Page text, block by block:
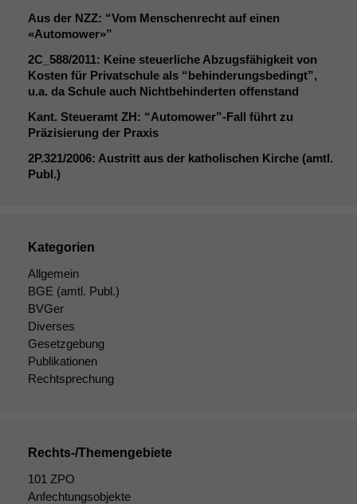
Aus der NZZ: “Vom Menschenrecht auf einen
«Automower»”
2C_588/2011: Keine steuerliche Abzugsfähigkeit von
Kosten für Privatschule als “behinderungsbedingt”,
u.a. da Schule auch Nichtbehinderten offenstand
Kant. Steueramt ZH: “Automower”-Fall führt zu
Präzisierung der Praxis
2P.321/2006: Austritt aus der katholischen Kirche (amtl.
Publ.)
Kategorien
Allgemein
BGE (amtl. Publ.)
BVGer
Diverses
Gesetzgebung
Publikationen
Rechtsprechung
Rechts-/Themengebiete
101 ZPO
Anfechtungsobjekte
Diese
Cookies sind
nicht
optional, es
Website